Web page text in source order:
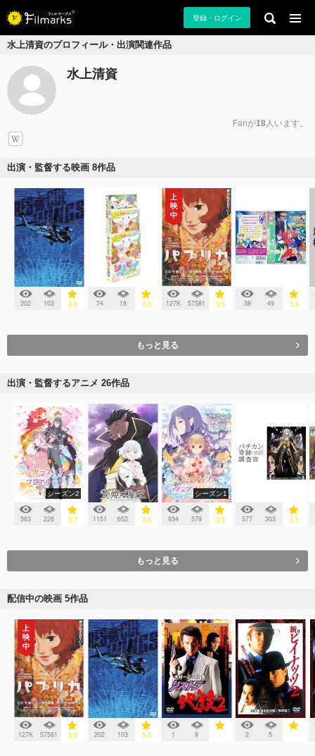
登録・ログイン
水上清資のプロフィール・出演関連作品
水上清資
Fanが18人います。
出演・監督する映画 8作品
202 103 3.0 74 18 3.2 127K 57581 3.9 38 49 3.6
もっと見る
出演・監督するアニメ 26作品
シーズン2
563 226 3.7 1151 652 3.6
シーズン1
934 579 3.6 577 303 3.5
もっと見る
配信中の映画 5作品
127K 57581 3.9 202 103 3.0 1 9 - 2 5 -